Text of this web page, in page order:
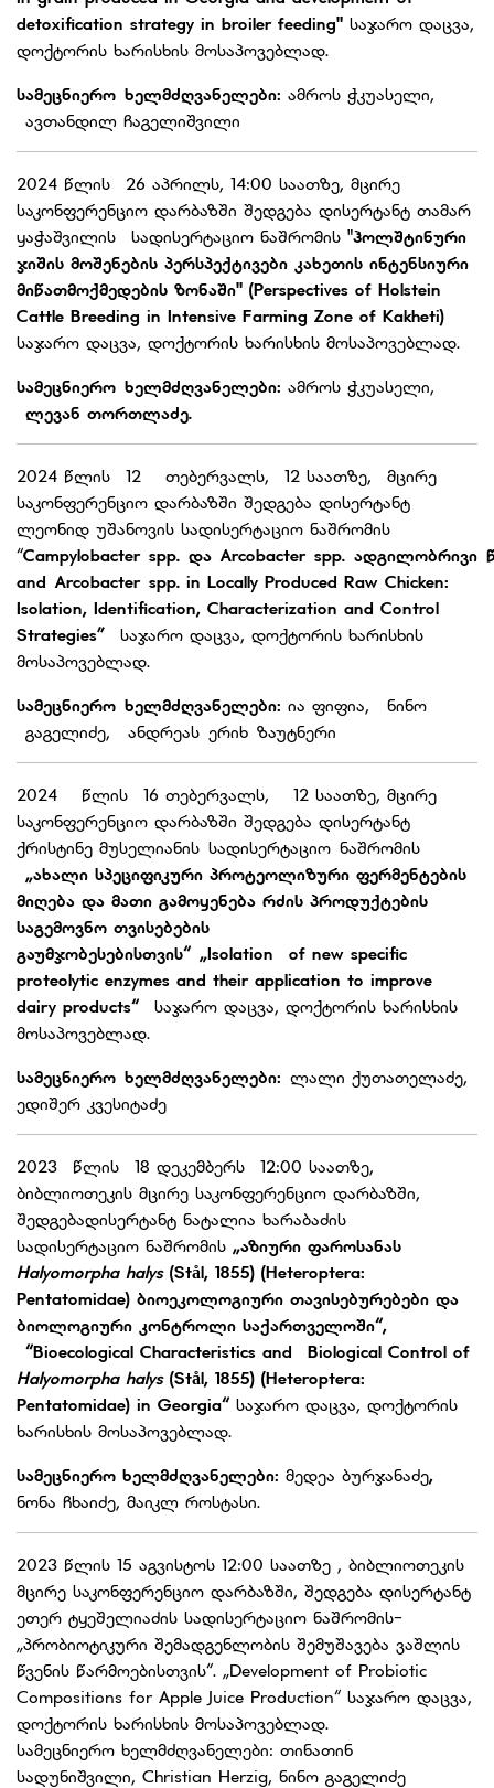
detoxification strategy in broiler feeding" საჯარო დაცვა,
დოქტორის ხარისხის მოსაპოვებლად.
სამეცნიერო ხელმძღვანელები: ამროს ჭკუასელი,
ავთანდილ ჩაგელიშვილი
2024 წლის 26 აპრილს, 14:00 საათზე, მცირე
საკონფერენციო დარბაზში შედგება დისერტანტ თამარ
ყაჭაშვილის სადისერტაციო ნაშრომის "ჰოლშტინური
ჯიშის მოშენების პერსპექტივები კახეთის ინტენსიური
მიწათმოქმედების ზონაში" (Perspectives of Holstein
Cattle Breeding in Intensive Farming Zone of Kakheti)
საჯარო დაცვა, დოქტორის ხარისხის მოსაპოვებლად.
სამეცნიერო ხელმძღვანელები: ამროს ჭკუასელი,
ლევან თორთლაძე.
2024 წლის 12 თებერვალს, 12 საათზე, მცირე
საკონფერენციო დარბაზში შედგება დისერტანტ
ლეონიდ უშანოვის სადისერტაციო ნაშრომის
“Campylobacterspp. და Arcobacter spp. ადგილობრივი
and Arcobacter spp. in Locally Produced Raw Chicken:
Isolation, Identification, Characterization and Control
Strategies”
საჯარო დაცვა, დოქტორის ხარისხის
მოსაპოვებლად.
სამეცნიერო ხელმძღვანელები: ია ფიფია,
ნინო
გაგელიძე,
ანდრეას ერიხ ზაუტნერი
2024 წლის 16 თებერვალს, 12 საათზე, მცირე
საკონფერენციო დარბაზში შედგება დისერტანტ
ქრისტინე მუსელიანის სადისერტაციო ნაშრომის
„ახალი სპეციფიკური პროტეოლიზური ფერმენტების
მიღება და მათი გამოყენება რძის პროდუქტების
საგემოვნო თვისებების
გაუმჯობესებისთვის“ „Isolation of new specific
proteolytic enzymes and their application to improve
dairy products“ საჯარო დაცვა, დოქტორის ხარისხის
მოსაპოვებლად.
სამეცნიერო ხელმძღვანელები: ლალი ქუთათელაძე,
ედიშერ კვესიტაძე
2023 წლის 18 დეკემბერს 12:00 საათზე,
ბიბლიოთეკის მცირე საკონფერენციო დარბაზში,
შედგებადისერტანტ ნატალია ხარაბაძის
სადისერტაციო ნაშრომის „აზიური ფაროსანას
Halyomorpha halys (Stål, 1855) (Heteroptera:
Pentatomidae) ბიოეკოლოგიური თავისებურებები და
ბიოლოგიური კონტროლი საქართველოში“,
“Bioecological Characteristics and Biological Control of
Halyomorpha halys (Stål, 1855) (Heteroptera:
Pentatomidae) in Georgia“ საჯარო დაცვა, დოქტორის
ხარისხის მოსაპოვებლად.
სამეცნიერო ხელმძღვანელები: მედეა ბურჯანაძე,
ნონა ჩხაიძე, მაიკლ როსტასი.
2023 წლის 15 აგვისტოს 12:00 საათზე , ბიბლიოთეკის
მცირე საკონფერენციო დარბაზში, შედგება დისერტანტ
ეთერ ტყეშელიაძის სადისერტაციო ნაშრომის-
„პრობიოტიკური შემადგენლობის შემუშავება ვაშლის
წვენის წარმოებისთვის“. „Development of Probiotic
Compositions for Apple Juice Production“ საჯარო დაცვა,
დოქტორის ხარისხის მოსაპოვებლად.
სამეცნიერო ხელმძღვანელები: თინათინ
სადუნიშვილი, Christian Herzig, ნინო გაგელიძე